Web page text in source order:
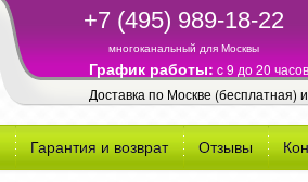
+7 (495) 989-18-22
многоканальный для Москвы
График работы: c 9 до 20
Доставка по Москве (бесплатная)
Гарантия и возврат Отзывы